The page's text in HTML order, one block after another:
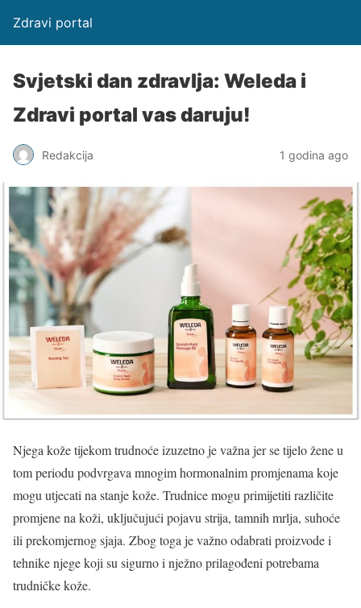
Zdravi portal
Svjetski dan zdravlja: Weleda i
Zdravi portal vas daruju!
Redakcija 1 godina ago
Njega kože tijekom trudnoće izuzetno je važna jer se tijelo žene u
tom periodu podvrgava mnogim hormonalnim promjenama koje
mogu utjecati na stanje kože. Trudnice mogu primijetiti različite
promjene na koži, uključujući pojavu strija, tamnih mrlja, suhoće
ili prekomjernog sjaja. Zbog toga je važno odabrati proizvode i
tehnike njege koji su sigurno i nježno prilagođeni potrebama
trudničke kože.